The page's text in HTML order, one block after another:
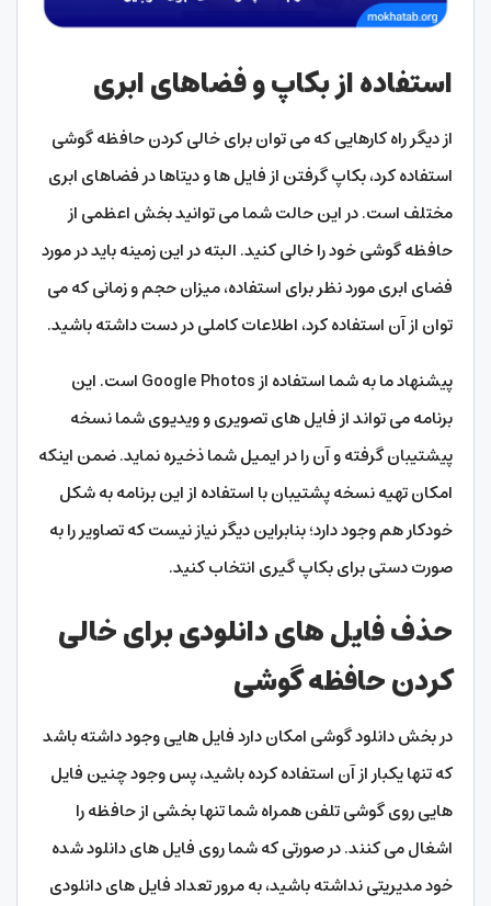
استفاده از بکاپ و فضاهای ابری
از دیگر راه کارهایی که می توان برای خالی کردن حافظه گوشی
استفاده کرد، بکاپ گرفتن از فایل ها و دیتاها در فضاهای ابری
مختلف است. در این حالت شما می توانید بخش اعظمی از
حافظه گوشی خود را خالی کنید. البته در این زمینه باید در مورد
فضای ابری مورد نظر برای استفاده، میزان حجم و زمانی که می
توان از آن استفاده کرد، اطلاعات کاملی در دست داشته باشید.
پیشنهاد ما به شما استفاده از Google Photos است. این
برنامه می تواند از فایل های تصویری و ویدیوی شما نسخه
پیشتیبان گرفته و آن را در ایمیل شما ذخیره نماید. ضمن اینکه
امکان تهیه نسخه پشتیبان با استفاده از این برنامه به شکل
خودکار هم وجود دارد؛ بنابراین دیگر نیاز نیست که تصاویر را به
صورت دستی برای بکاپ گیری انتخاب کنید.
حذف فایل های دانلودی برای خالی
کردن حافظه گوشی
در بخش دانلود گوشی امکان دارد فایل هایی وجود داشته باشد
که تنها یکبار از آن استفاده کرده باشید، پس وجود چنین فایل
هایی روی گوشی تلفن همراه شما تنها بخشی از حافظه را
اشغال می کنند. در صورتی که شما روی فایل های دانلود شده
خود مدیریتی نداشته باشید، به مرور تعداد فایل های دانلودی